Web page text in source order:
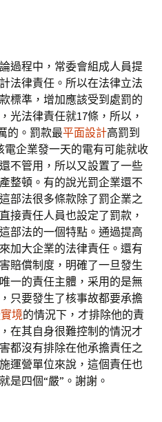
過程中，常委會組成人員提
法律責任。所以在法律立法
標準，增加應該受到處罰的
光法律責任就17條，所以，
的。罰款最平面設計高罰到
電企業發一天的電有可能就收
不管用，所以又設置了一些
整頓。有的說光罰企業還不
部法很多條款除了罰企業之
接責任人員也設定了罰款，
部法的一個特點。通過提高
加大企業的法律責任。還有
賠償制度，明確了一旦發生
一的責任主體，采用的是無
只要發生了核事故都要承擔
境的情況下，才排除他的責
在其自身很難控制的情況才
都沒有排除在他承擔責任之
運營單位來說，這個責任也
是四個“嚴”。謝謝。